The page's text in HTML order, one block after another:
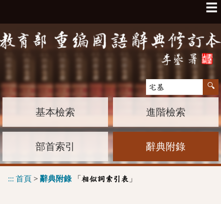
☰
基本檢索 進階檢索
部首索引 辭典附錄
::: 首頁 > 辭典附錄「 相似詞索引表 」